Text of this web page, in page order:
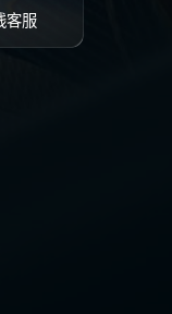
客服